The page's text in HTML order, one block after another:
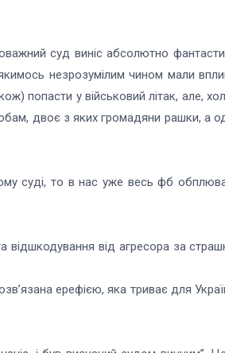
суд виніс абсолютно
незрозумілим чином мали
попасти у військовий літак, але,
двоє з яких громадяни рашки, а
суді, то в нас уже весь фб
відшкодування від агресора за
ерефією, яка триває для